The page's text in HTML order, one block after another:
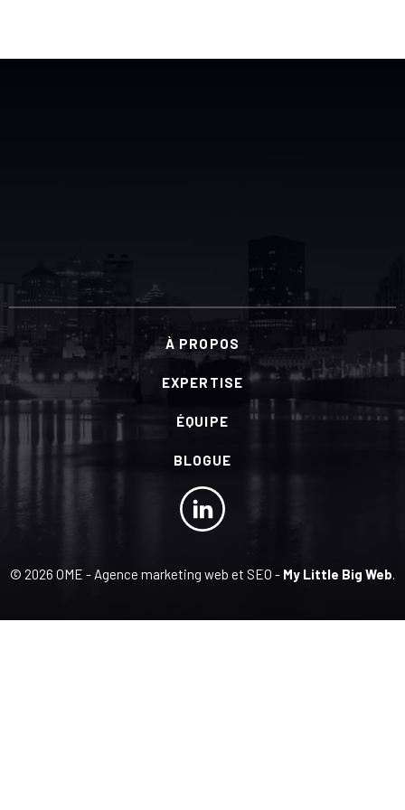
À PROPOS
EXPERTISE
ÉQUIPE
BLOGUE
© 2026 OME - Agence marketing web et SEO - My Little Big Web.